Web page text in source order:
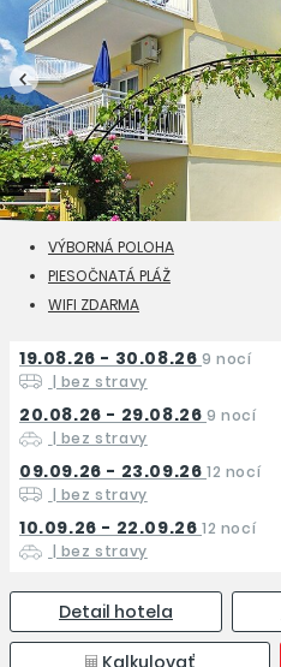
VÝBORNÁ POLOHA
PIESOČNATÁ PLÁŽ
WIFI ZDARMA
19.08.26 - 30.08.26 9 nocí
| bez stravy
20.08.26 - 29.08.26 9 nocí
| bez stravy
09.09.26 - 23.09.26 12 nocí
| bez stravy
10.09.26 - 22.09.26 12 nocí
| bez stravy
Detail hotela
Kalkulovať